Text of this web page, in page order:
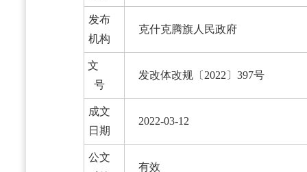
发布
机构
克什克腾旗人民政府
文
号
发改体改规〔2022〕397号
成文
日期
2022-03-12
公文
有效